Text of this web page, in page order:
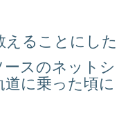
ることにした
スのネットシ
に乗った頃に